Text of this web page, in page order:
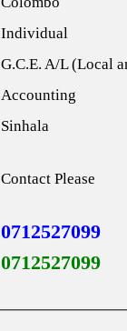
Individual
G.C.E. A/L (Local
Accounting
Sinhala
Contact Please
0712527099
0712527099